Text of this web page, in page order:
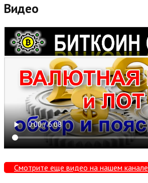
Видео
Смотрите еще видео на нашем канале